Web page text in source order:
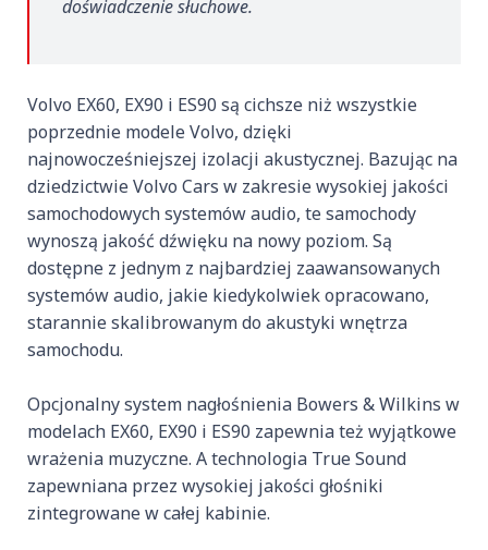
doświadczenie słuchowe.
Volvo EX60, EX90 i ES90 są cichsze niż wszystkie
poprzednie modele Volvo, dzięki
najnowocześniejszej izolacji akustycznej. Bazując na
dziedzictwie Volvo Cars w zakresie wysokiej jakości
samochodowych systemów audio, te samochody
wynoszą jakość dźwięku na nowy poziom. Są
dostępne z jednym z najbardziej zaawansowanych
systemów audio, jakie kiedykolwiek opracowano,
starannie skalibrowanym do akustyki wnętrza
samochodu.
Opcjonalny system nagłośnienia Bowers & Wilkins w
modelach EX60, EX90 i ES90 zapewnia też wyjątkowe
wrażenia muzyczne. A technologia True Sound
zapewniana przez wysokiej jakości głośniki
zintegrowane w całej kabinie.